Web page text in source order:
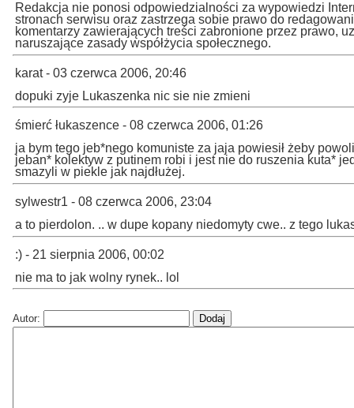
Redakcja nie ponosi odpowiedzialności za wypowiedzi
stronach serwisu oraz zastrzega sobie prawo do
komentarzy zawierających treści zabronione przez prawo,
naruszające zasady współżycia społecznego.
karat - 03 czerwca 2006, 20:46
dopuki zyje Lukaszenka nic sie nie zmieni
śmierć łukaszence - 08 czerwca 2006, 01:26
ja bym tego jeb*nego komuniste za jaja powiesił żeby
jeban* kolektyw z putinem robi i jest nie do ruszenia kuta*
smazyli w piekle jak najdłużej.
sylwestr1 - 08 czerwca 2006, 23:04
a to pierdolon. .. w dupe kopany niedomyty cwe.. z tego
:) - 21 sierpnia 2006, 00:02
nie ma to jak wolny rynek.. lol
Autor: